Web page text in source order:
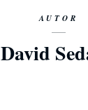
AUTOR
David